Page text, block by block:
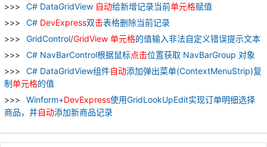
C# DataGridView 自动给新增记录当前单元格赋值
C# DevExpress双击表格删除当前记录
GridControl/GridView 单元格的值输入非法自定义错误提示文本
C# NavBarControl根据鼠标点击位置获取 NavBarGroup 对象
C# DataGridView组件自动添加弹出菜单(ContextMenuStrip)复
制单元格的值
Winform+DevExpress使用GridLookUpEdit实现订单明细选择
商品，并自动添加新商品记录